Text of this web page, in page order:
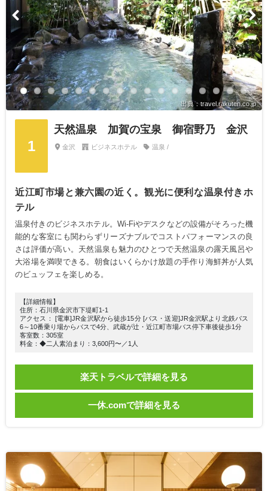
出典：travel.rakuten.co.jp
1
天然温泉 加賀の宝泉 御宿野乃 金沢
金沢 ビジネスホテル 温泉 /
近江町市場と兼六園の近く。観光に便利な温泉付きホ
テル
温泉付きのビジネスホテル。Wi-Fiやデスクなどの設備がそろった機
能的な客室にも関わらずリーズナブルでコストパフォーマンスの良
さは評価が高い。天然温泉も魅力のひとつで天然温泉の露天風呂や
大浴場を満喫できる。朝食はいくらかけ放題の手作り海鮮丼が人気
のビュッフェを楽しめる。
【詳細情報】
住所：石川県金沢市下堤町1-1
アクセス： [電車]JR金沢駅から徒歩15分 [バス・送迎]JR金沢駅より北鉄バス
6～10番乗り場からバスで4分、武蔵が辻・近江町市場バス停下車後徒歩1分
客室数：305室
料金：◆二人素泊まり：3,600円〜／1人
楽天トラベルで詳細を見る
一休.comで詳細を見る